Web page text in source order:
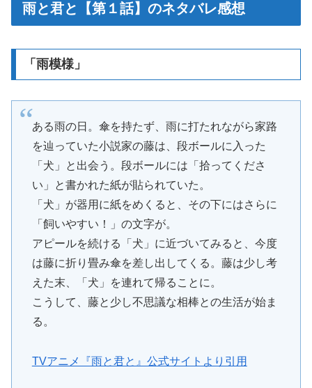
雨と君と【第１話】のネタバレ感想
「雨模様」
ある雨の日。傘を持たず、雨に打たれながら家路
を辿っていた小説家の藤は、段ボールに入った
「犬」と出会う。段ボールには「拾ってくださ
い」と書かれた紙が貼られていた。
「犬」が器用に紙をめくると、その下にはさらに
「飼いやすい！」の文字が。
アピールを続ける「犬」に近づいてみると、今度
は藤に折り畳み傘を差し出してくる。藤は少し考
えた末、「犬」を連れて帰ることに。
こうして、藤と少し不思議な相棒との生活が始ま
る。
TVアニメ『雨と君と』公式サイトより引用